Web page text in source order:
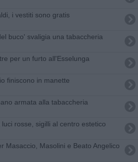
i vestiti sono gratis
buco' svaligia una tabaccheria
per un furto all'Esselunga
finiscono in manette
armata alla tabaccheria
luci rosse, sigilli al centro estetico
Masaccio, Masolini e Beato Angelico